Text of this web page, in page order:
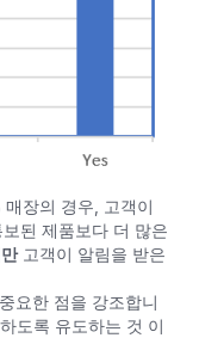
매장의 경우, 고객이
된 제품보다 더 많은
고객이 알림을 받은
요한 점을 강조합니
도록 유도하는 것 이